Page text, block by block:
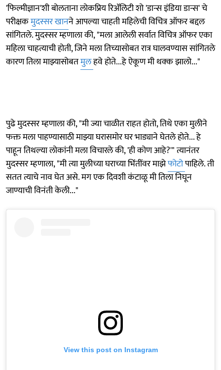
'फिल्मीज्ञान'शी बोलताना लोकप्रिय रिॲलिटी शो 'डान्स इंडिया डान्स' चे
परीक्षकमुदस्सर खानने आपल्या चाहती महिलेची विचित्र ऑफर बद्दल
सांगितले. मुदस्सर म्हणाला की, "मला आलेली सर्वात विचित्र ऑफर एका
महिला चाहत्याची होती, जिने मला तिच्यासोबत रात्र घालवण्यास सांगितले
कारण तिला माझ्यासोबतमुलहवे होते...हे ऐकूण मी थक्क झालो..."
पुढे मुदस्सर म्हणाला की, "मी ज्या चाळीत राहत होतो, तिथे एका मुलीने
फक्त मला पाहण्यासाठी माझ्या घरासमोर घर भाड्याने घेतले होते... हे
पाहून तिथल्या लोकांनी मला विचारले की, 'ही कोण आहे?'" त्यानंतर
मुदस्सर म्हणाला, "मी त्या मुलीच्या घराच्या भिंतींवर माझेफोटोपाहिले. ती
सतत त्याचे नाव घेत असे. मग एक दिवशी कंटाळू मी तिला निघून
जाण्याची विनंती केली..."
View this post on Instagram